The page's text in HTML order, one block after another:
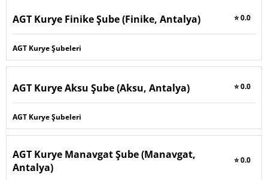
AGT Kurye Finike Şube (Finike, Antalya) ⭐ 0.0
AGT Kurye Şubeleri
AGT Kurye Aksu Şube (Aksu, Antalya) ⭐ 0.0
AGT Kurye Şubeleri
AGT Kurye Manavgat Şube (Manavgat,
Antalya)
⭐ 0.0